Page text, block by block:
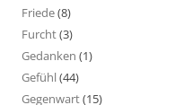
Friede(8)
Furcht(3)
Gedanken (1)
Gefühl(44)
Gegenwart(15)